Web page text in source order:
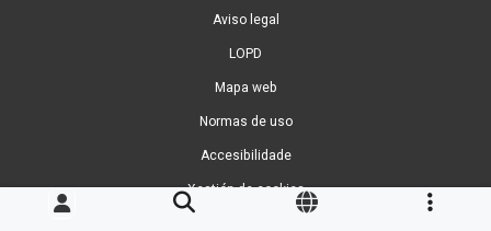
Aviso legal
LOPD
Mapa web
Normas de uso
Accesibilidade
Xestión de cookies